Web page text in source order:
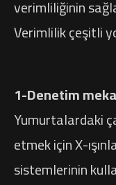
verimliliğinin
Verimlilik çeşitli
1-Denetim
Yumurtalardaki
etmek için X-
sistemlerinin